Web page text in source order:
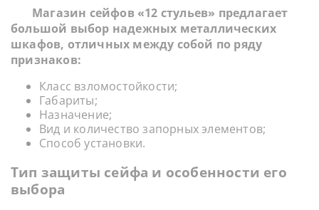
Магазин сейфов «12 стульев» предлагает
большой выбор надежных металлических
шкафов, отличных между собой по ряду
признаков:
Класс взломостойкости;
Габариты;
Назначение;
Вид и количество запорных элементов;
Способ установки.
Тип защиты сейфа и особенности его
выбора